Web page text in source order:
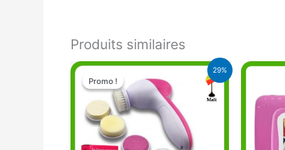
Produits similaires
29%
Promo !
Promo !
Le
initial
était :
5.500 CFA.
Le
actuel
est :
3.900 CFA.